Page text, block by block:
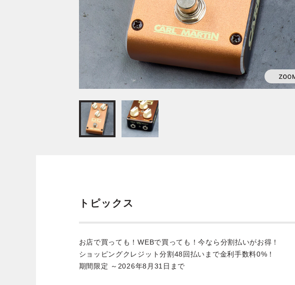
トピックス
お店で買っても！WEBで買っても！今なら分割払いがお得！
ショッピングクレジット分割48回払いまで金利手数料0%！
期間限定 ～2026年8月31日まで